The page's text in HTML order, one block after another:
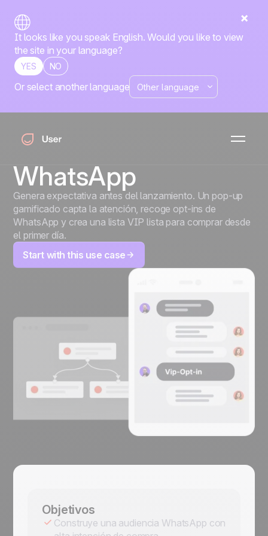
It looks like you speak English. Would you like to view
the site in your language?
YES NO
Or select another language
Convierte cada
lanzamiento en un
evento VIP en
WhatsApp
Genera expectativa antes del lanzamiento. Un pop-up
gamificado capta la atención, recoge opt-ins de
WhatsApp y crea una lista VIP lista para comprar desde
el primer día.
Start with this use case
Objetivos
Construye una audiencia WhatsApp con